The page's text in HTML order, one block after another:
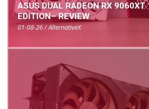
ASUS DUAL RADEON RX 9060XT
EDITION– REVIEW
01-08-26 / AlternativeX